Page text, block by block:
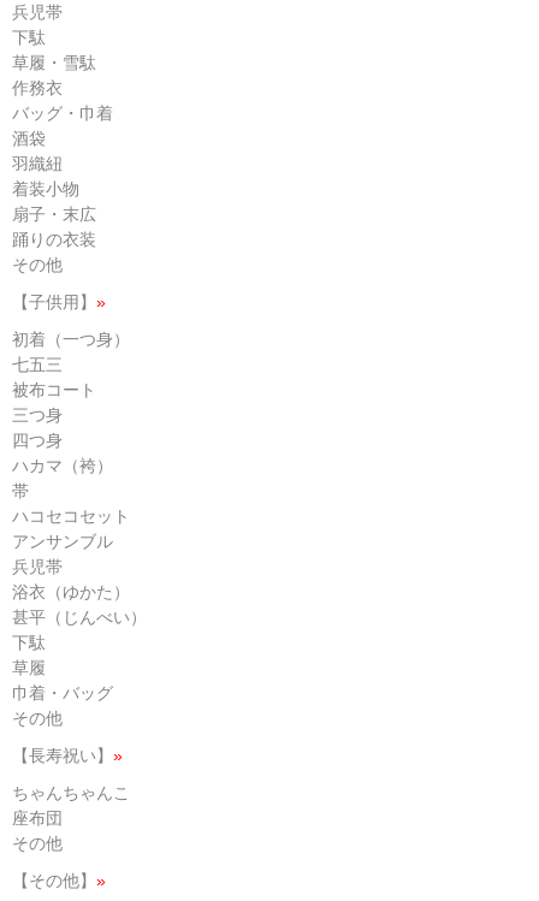
兵児帯
下駄
草履・雪駄
作務衣
バッグ・巾着
酒袋
羽織紐
着装小物
扇子・末広
踊りの衣装
その他
【子供用】 »
初着（一つ身）
七五三
被布コート
三つ身
四つ身
ハカマ（袴）
帯
ハコセコセット
アンサンブル
兵児帯
浴衣（ゆかた）
甚平（じんべい）
下駄
草履
巾着・バッグ
その他
【長寿祝い】 »
ちゃんちゃんこ
座布団
その他
【その他】 »